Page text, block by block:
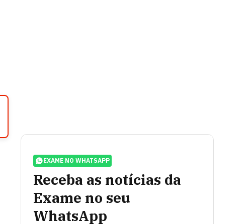
EXAME NO WHATSAPP
Receba as notícias da
Exame no seu
WhatsApp